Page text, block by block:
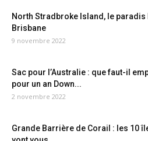
North Stradbroke Island, le paradis
Brisbane
9 novembre 2022
Sac pour l’Australie : que faut-il
pour un an Down...
2 novembre 2022
Grande Barrière de Corail : les 10